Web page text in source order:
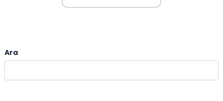
Ara